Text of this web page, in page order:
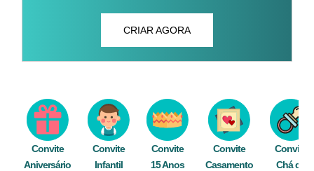
CRIAR AGORA
Convite
Aniversário
Convite
Infantil
Convite
15 Anos
Convite
Casamento
Convite
Chá de